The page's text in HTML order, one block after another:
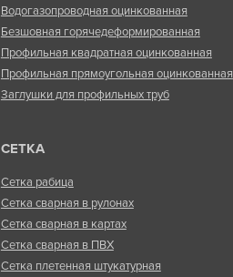
Водогазопроводная оцинкованная
Безшовная горячедеформированная
Профильная квадратная оцинкованная
Профильная прямоугольная оцинкованная
Заглушки для профильных труб
СЕТКА
Сетка рабица
Сетка сварная в рулонах
Сетка сварная в картах
Сетка сварная в ПВХ
Сетка плетенная штукатурная